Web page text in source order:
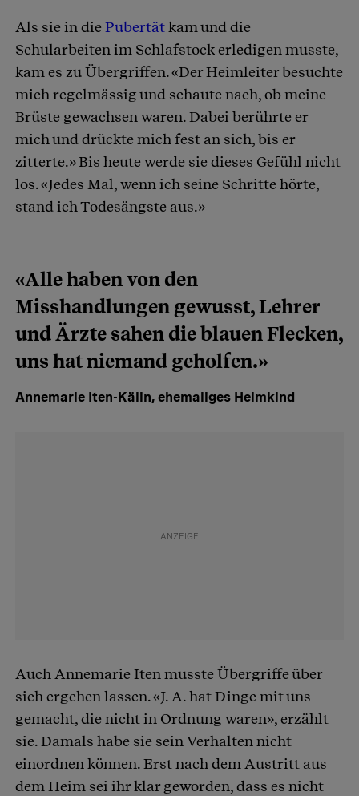
Als sie in diePubertätkam und die
Schularbeiten im Schlafstock erledigen musste,
kam es zu Übergriffen. «Der Heimleiter besuchte
mich regelmässig und schaute nach, ob meine
Brüste gewachsen waren. Dabei berührte er
mich und drückte mich fest an sich, bis er
zitterte.» Bis heute werde sie dieses Gefühl nicht
los. «Jedes Mal, wenn ich seine Schritte hörte,
stand ich Todesängste aus.»
«Alle haben von den
Misshandlungen gewusst, Lehrer
und Ärzte sahen die blauen Flecken,
uns hat niemand geholfen.»
Annemarie Iten-Kälin, ehemaliges Heimkind
Auch Annemarie Iten musste Übergriffe über
sich ergehen lassen. «J. A. hat Dinge mit uns
gemacht, die nicht in Ordnung waren», erzählt
sie. Damals habe sie sein Verhalten nicht
einordnen können. Erst nach dem Austritt aus
dem Heim sei ihr klar geworden, dass es nicht